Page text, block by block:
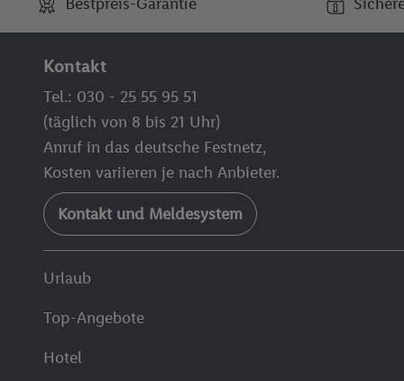
Kontakt
Tel.: 030 - 25 55 95 51
(täglich von 8 bis 21 Uhr)
Anruf in das deutsche Festnetz,
Kosten variieren je nach Anbieter.
Kontakt und Meldesystem
Urlaub
Top-Angebote
Hotel